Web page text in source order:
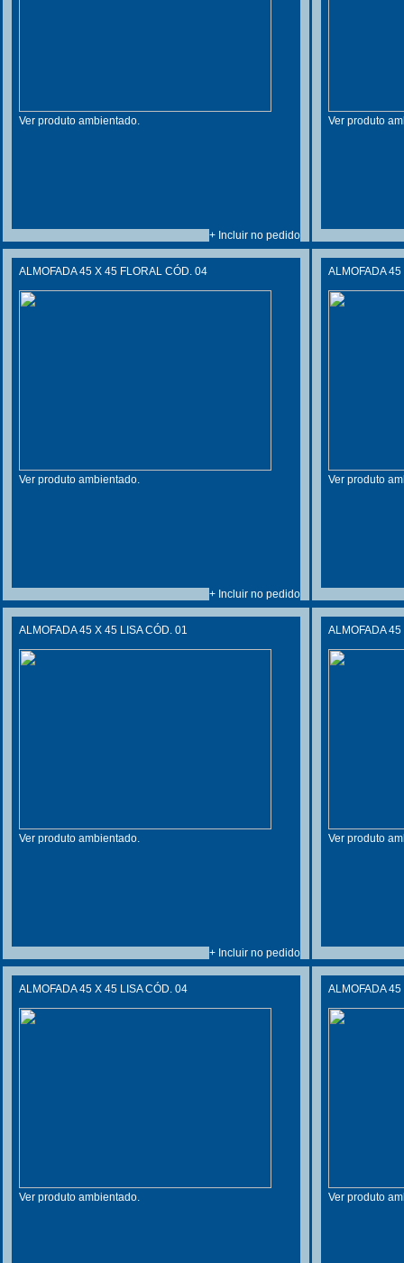
Ver produto ambientado.
+ Incluir no pedido
Ver produto
ALMOFADA 45 X 45 FLORAL CÓD. 04
Ver produto ambientado.
+ Incluir no pedido
ALMOFADA
Ver produto
ALMOFADA 45 X 45 LISA CÓD. 01
Ver produto ambientado.
+ Incluir no pedido
ALMOFADA
Ver produto
ALMOFADA 45 X 45 LISA CÓD. 04
Ver produto ambientado.
ALMOFADA
Ver produto